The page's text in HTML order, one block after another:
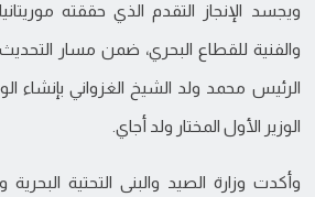
ويجسد الإنجاز التقدم الذي حققته
والفنية للقطاع البحري، ضمن مسار
الرئيس محمد ولد الشيخ الغزواني بإنشاء
الوزير الأول المختار ولد أجاي.
وأكدت وزارة الصيد والبنى التحتية البحرية